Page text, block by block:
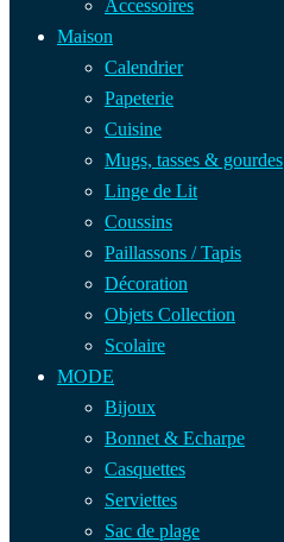
Accessoires
Maison
Calendrier
Papeterie
Cuisine
Mugs, tasses & gourdes
Linge de Lit
Coussins
Paillassons / Tapis
Décoration
Objets Collection
Scolaire
MODE
Bijoux
Bonnet & Echarpe
Casquettes
Serviettes
Sac de plage